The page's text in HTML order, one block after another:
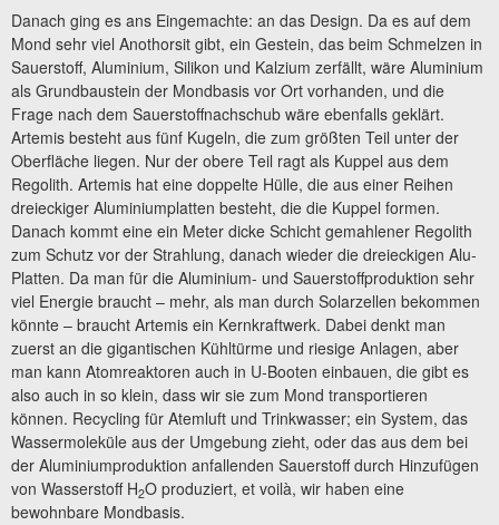
Danach ging es ans Eingemachte: an das Design. Da es auf dem
Mond sehr viel Anothorsit gibt, ein Gestein, das beim Schmelzen in
Sauerstoff, Aluminium, Silikon und Kalzium zerfällt, wäre Aluminium
als Grundbaustein der Mondbasis vor Ort vorhanden, und die
Frage nach dem Sauerstoffnachschub wäre ebenfalls geklärt.
Artemis besteht aus fünf Kugeln, die zum größten Teil unter der
Oberfläche liegen. Nur der obere Teil ragt als Kuppel aus dem
Regolith. Artemis hat eine doppelte Hülle, die aus einer Reihen
dreieckiger Aluminiumplatten besteht, die die Kuppel formen.
Danach kommt eine ein Meter dicke Schicht gemahlener Regolith
zum Schutz vor der Strahlung, danach wieder die dreieckigen Alu-
Platten. Da man für die Aluminium- und Sauerstoffproduktion sehr
viel Energie braucht – mehr, als man durch Solarzellen bekommen
könnte – braucht Artemis ein Kernkraftwerk. Dabei denkt man
zuerst an die gigantischen Kühltürme und riesige Anlagen, aber
man kann Atomreaktoren auch in U-Booten einbauen, die gibt es
also auch in so klein, dass wir sie zum Mond transportieren
können. Recycling für Atemluft und Trinkwasser; ein System, das
Wassermoleküle aus der Umgebung zieht, oder das aus dem bei
der Aluminiumproduktion anfallenden Sauerstoff durch Hinzufügen
von Wasserstoff H2O produziert, et voilà, wir haben eine
bewohnbare Mondbasis.